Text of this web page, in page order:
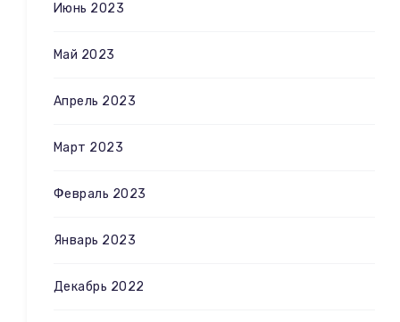
Июнь 2023
Май 2023
Апрель 2023
Март 2023
Февраль 2023
Январь 2023
Декабрь 2022